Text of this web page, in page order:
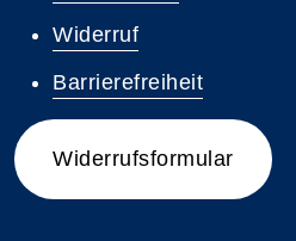
Widerruf
Barrierefreiheit
Widerrufsformular